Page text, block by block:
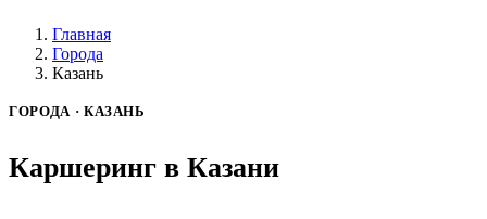
Главная
Города
Казань
ГОРОДА · КАЗАНЬ
Каршеринг в Казани